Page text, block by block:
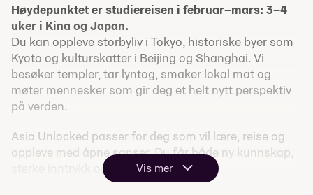
Høydepunktet er studiereisen i februar–mars: 3–4
uker i Kina og Japan.
Du kan oppleve storbyliv i Tokyo, historiske byer som
Kyoto og kulturskatter i Beijing og Shanghai. Vi
besøker templer, tar lyntog, smaker lokal mat og
møter mennesker som gir deg et helt nytt perspektiv
på verden.
Asia Unlocked passer for deg som vil lære, reise og
oppleve med åpne sanser. Du får både ny kunnskap,
sterke inntrykk og minner for livet.
Vis mer